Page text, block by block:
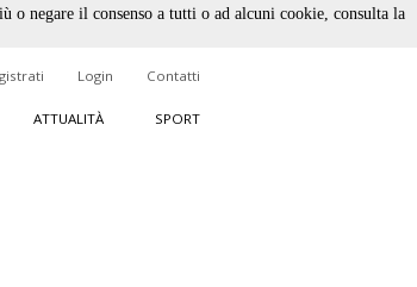
Login Contatti
ATTUALITÀ SPORT
negare il consenso a tutti o ad alcuni cookie, consulta la